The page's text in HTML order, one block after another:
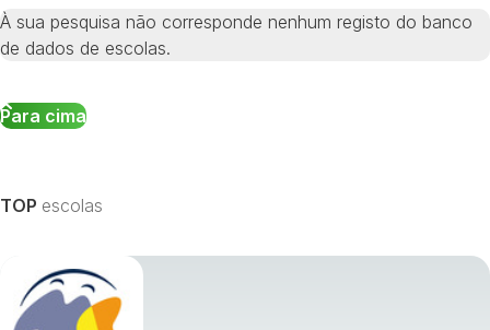
À sua pesquisa não corresponde nenhum registo do banco
de dados de escolas.
Para cima
TOP escolas